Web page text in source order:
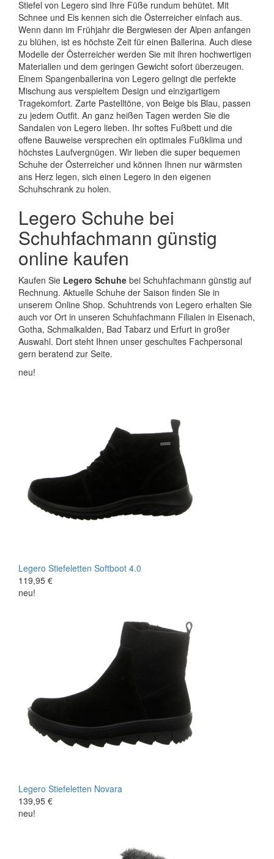
Stiefel von Legero sind Ihre Füße rundum behütet. Mit
Schnee und Eis kennen sich die Österreicher einfach aus.
Wenn dann im Frühjahr die Bergwiesen der Alpen anfangen
zu blühen, ist es höchste Zeit für einen Ballerina. Auch diese
Modelle der Österreicher werden Sie mit ihren hochwertigen
Materialien und dem geringen Gewicht sofort überzeugen.
Einem Spangenballerina von Legero gelingt die perfekte
Mischung aus verspieltem Design und einzigartigem
Tragekomfort. Zarte Pastelltöne, von Beige bis Blau, passen
zu jedem Outfit. An ganz heißen Tagen werden Sie die
Sandalen von Legero lieben. Ihr softes Fußbett und die
offene Bauweise versprechen ein optimales Fußklima und
höchstes Laufvergnügen. Wir lieben die super bequemen
Schuhe der Österreicher und können Ihnen nur wärmsten
ans Herz legen, sich einen Legero in den eigenen
Schuhschrank zu holen.
Legero Schuhe bei
Schuhfachmann günstig
online kaufen
Kaufen Sie Legero Schuhe bei Schuhfachmann günstig auf
Rechnung. Aktuelle Schuhe der Saison finden Sie in
unserem Online Shop. Schuhtrends von Legero erhalten Sie
auch vor Ort in unseren Schuhfachmann Filialen in Eisenach,
Gotha, Schmalkalden, Bad Tabarz und Erfurt in großer
Auswahl. Dort steht Ihnen unser geschultes Fachpersonal
gern beratend zur Seite.
neu!
Legero Stiefeletten Softboot 4.0
119,95 €
neu!
Legero Stiefeletten Novara
139,95 €
neu!